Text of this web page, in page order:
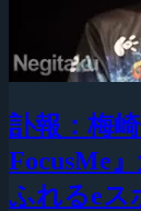
訃報：梅
FocusMe
ふれるeス